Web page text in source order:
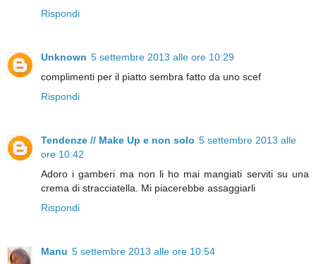
Rispondi
Unknown 5 settembre 2013 alle ore 10:29
complimenti per il piatto sembra fatto da uno scef
Rispondi
Tendenze // Make Up e non solo 5 settembre 2013 alle
ore 10:42
Adoro i gamberi ma non li ho mai mangiati serviti su una
crema di stracciatella. Mi piacerebbe assaggiarli
Rispondi
Manu 5 settembre 2013 alle ore 10:54